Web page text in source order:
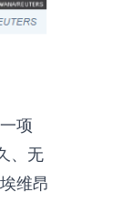
项
、无
维昂